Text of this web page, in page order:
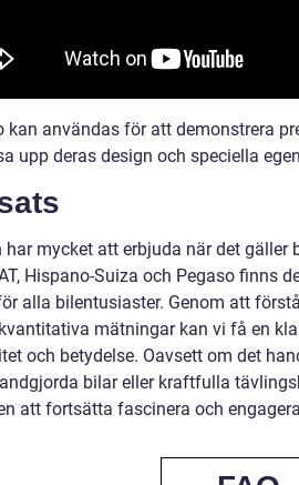
kan användas för att demonstrera
upp deras design och speciella
har mycket att erbjuda när det gäller
Hispano-Suiza och Pegaso finns
alla bilentusiaster. Genom att
mätningar kan vi få en
och betydelse. Oavsett om det
bilar eller kraftfulla
att fortsätta fascinera och